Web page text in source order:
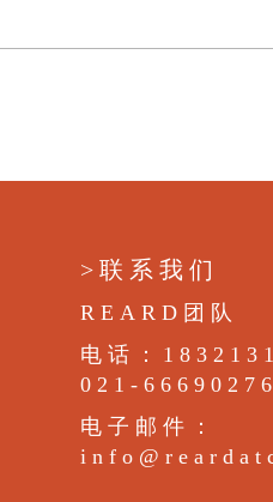
>联系我们
REARD团队
电话：
021-66690276
电子邮件：